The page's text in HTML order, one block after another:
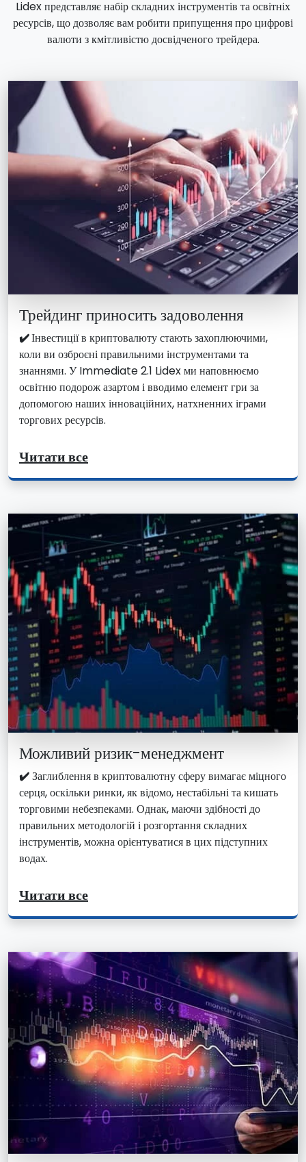
Lidex представляє набір складних інструментів та освітніх
ресурсів, що дозволяє вам робити припущення про цифрові
валюти з кмітливістю досвідченого трейдера.
Трейдинг приносить задоволення
✔️Інвестиції в криптовалюту стають захоплюючими,
коли ви озброєні правильними інструментами та
знаннями. У Immediate 2.1 Lidex ми наповнюємо
освітню подорож азартом і вводимо елемент гри за
допомогою наших інноваційних, натхненних іграми
торгових ресурсів.
Читати все
Можливий ризик-менеджмент
✔️Заглиблення в криптовалютну сферу вимагає міцного
серця, оскільки ринки, як відомо, нестабільні та кишать
торговими небезпеками. Однак, маючи здібності до
правильних методологій і розгортання складних
інструментів, можна орієнтуватися в цих підступних
водах.
Читати все